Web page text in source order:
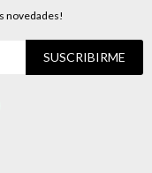
novedades!
SUSCRIBIRME